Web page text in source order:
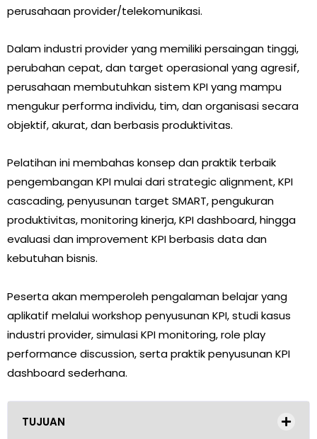
perusahaan provider/telekomunikasi.
Dalam industri provider yang memiliki persaingan tinggi,
perubahan cepat, dan target operasional yang agresif,
perusahaan membutuhkan sistem KPI yang mampu
mengukur performa individu, tim, dan organisasi secara
objektif, akurat, dan berbasis produktivitas.
Pelatihan ini membahas konsep dan praktik terbaik
pengembangan KPI mulai dari strategic alignment, KPI
cascading, penyusunan target SMART, pengukuran
produktivitas, monitoring kinerja, KPI dashboard, hingga
evaluasi dan improvement KPI berbasis data dan
kebutuhan bisnis.
Peserta akan memperoleh pengalaman belajar yang
aplikatif melalui workshop penyusunan KPI, studi kasus
industri provider, simulasi KPI monitoring, role play
performance discussion, serta praktik penyusunan KPI
dashboard sederhana.
TUJUAN